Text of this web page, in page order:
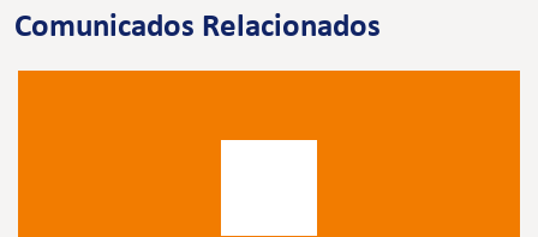
Comunicados Relacionados